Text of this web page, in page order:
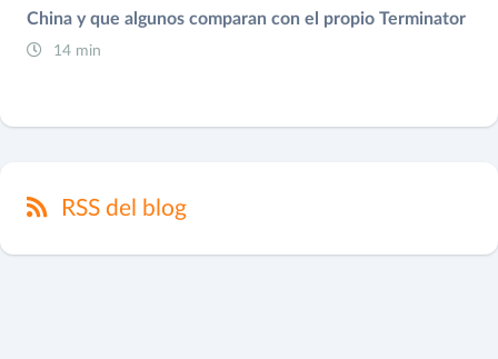
China y que algunos comparan con el propio Terminator
14 min
RSS del blog